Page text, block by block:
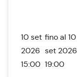
10 set
2026
15:00
fino al 10
set 2026
19:00